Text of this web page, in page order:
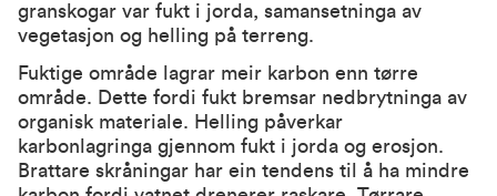
granskogar var fukt i jorda, samansetninga av
vegetasjon og helling på terreng.
Fuktige område lagrar meir karbon enn tørre
område. Dette fordi fukt bremsar nedbrytninga av
organisk materiale. Helling påverkar
karbonlagringa gjennom fukt i jorda og erosjon.
Brattare skråningar har ein tendens til å ha mindre